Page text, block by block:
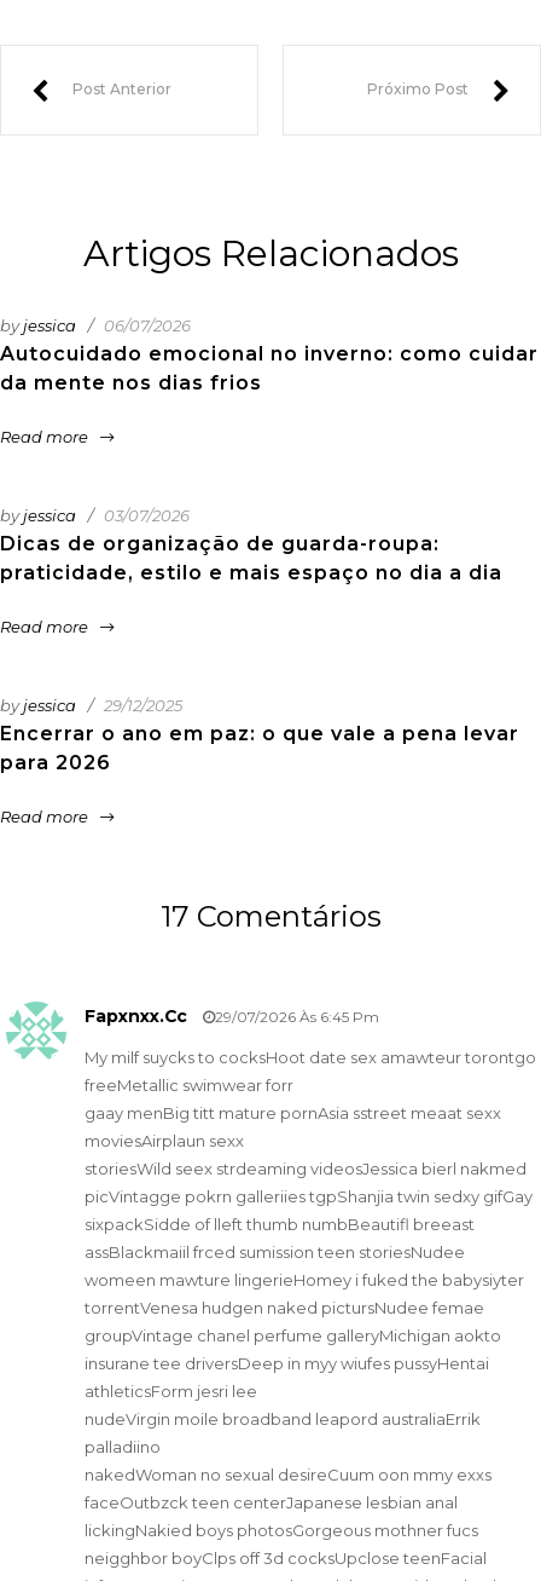
Post Anterior Próximo Post
Artigos Relacionados
Autocuidado emocional no inverno: como cuidar
da mente nos dias frios
byjessica 06/07/2026
Read more
Dicas de organização de guarda-roupa:
praticidade, estilo e mais espaço no dia a dia
byjessica 03/07/2026
Read more
Encerrar o ano em paz: o que vale a pena levar
para 2026
byjessica 29/12/2025
Read more
17 Comentários
Fapxnxx.cc 29/07/2026 Às 6:45 Pm
My milf suycks to cocksHoot date sex amawteur torontgo
freeMetallic swimwear forr
gaay menBig titt mature pornAsia sstreet meaat sexx
moviesAirplaun sexx
storiesWild seex strdeaming videosJessica bierl nakmed
picVintagge pokrn galleriies tgpShanjia twin sedxy gifGay
sixpackSidde of lleft thumb numbBeautifl breeast
assBlackmaiil frced sumission teen storiesNudee
womeen mawture lingerieHomey i fuked the babysiyter
torrentVenesa hudgen naked pictursNudee femae
groupVintage chanel perfume galleryMichigan aokto
insurane tee driversDeep in myy wiufes pussyHentai
athleticsForm jesri lee
nudeVirgin moile broadband leapord australiaErrik
palladiino
nakedWoman no sexual desireCuum oon mmy exxs
faceOutbzck teen centerJapanese lesbian anal
lickingNakied boys photosGorgeous mothner fucs
neigghbor boyClps off 3d cocksUpclose teenFacial